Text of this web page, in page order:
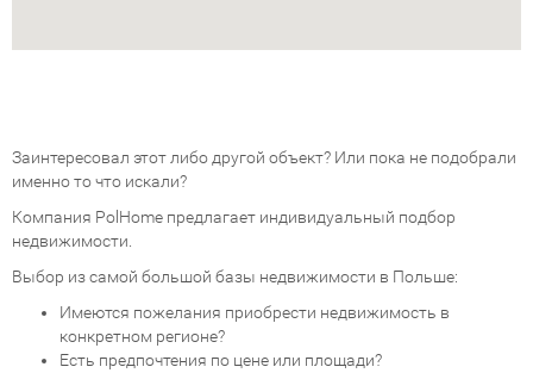
Заинтересовал этот либо другой объект? Или пока не подобрали
именно то что искали?
Компания PolHome предлагает индивидуальный подбор
недвижимости.
Выбор из самой большой базы недвижимости в Польше:
Имеются пожелания приобрести недвижимость в
конкретном регионе?
Есть предпочтения по цене или площади?